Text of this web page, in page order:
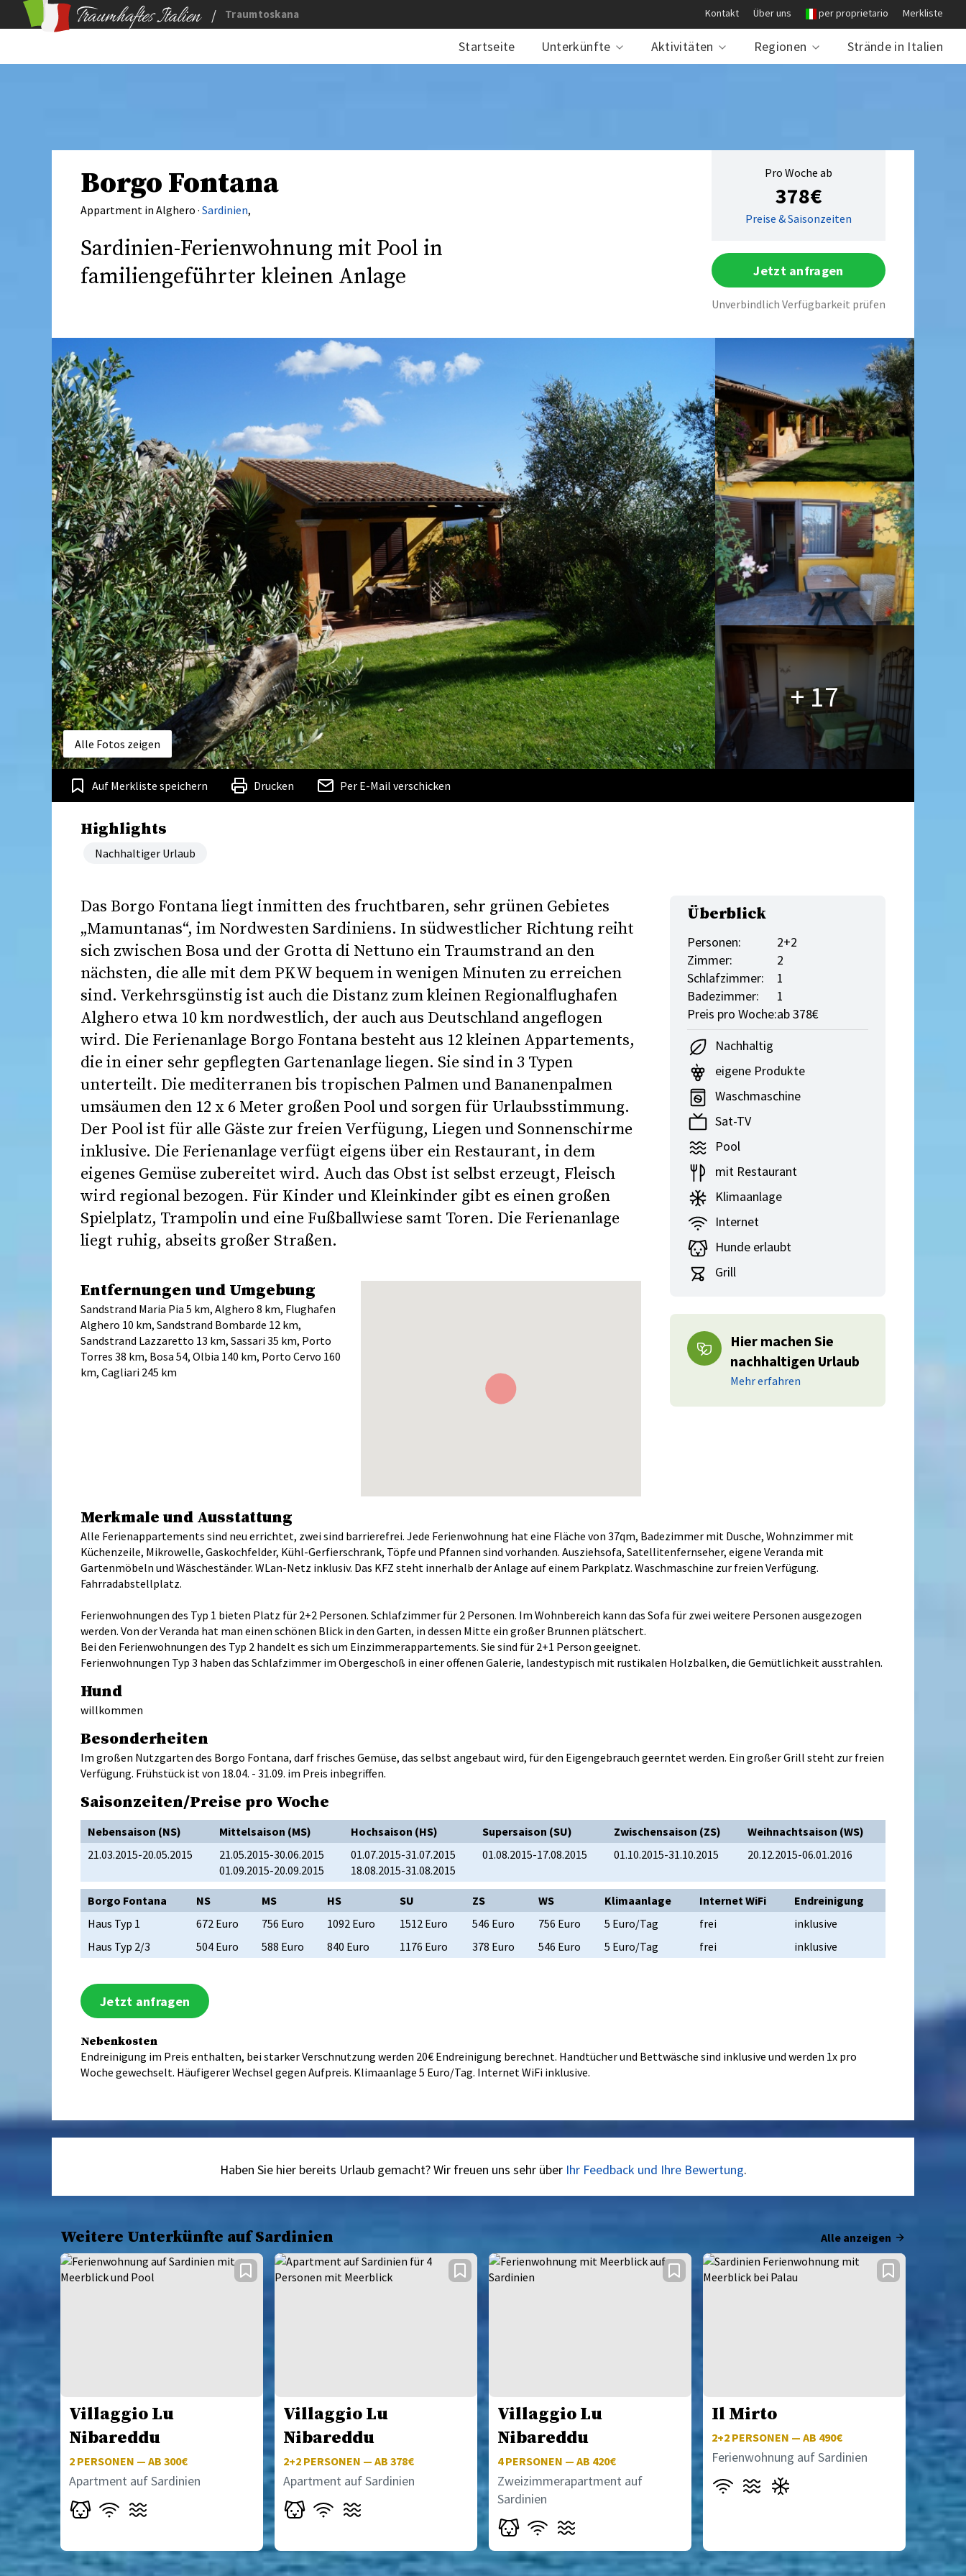
/ Traumtoskana Kontakt Über uns per proprietario Merkliste
Startseite Unterkünfte Aktivitäten Regionen Strände in Italien
Borgo Fontana
Appartment in Alghero · Sardinien,
Sardinien-Ferienwohnung mit Pool in
familiengeführter kleinen Anlage
Pro Woche ab
378€
Preise & Saisonzeiten
Jetzt anfragen
Unverbindlich Verfügbarkeit prüfen
Alle Fotos zeigen
+ 17
Auf Merkliste speichern Drucken Per E-Mail verschicken
Highlights
Nachhaltiger Urlaub
Überblick
Personen:
2+2
Zimmer:
2
Schlafzimmer:
1
Badezimmer:
1
Preis pro Woche:ab 378€
Nachhaltig
eigene Produkte
Waschmaschine
Sat-TV
Pool
mit Restaurant
Klimaanlage
Internet
Hunde erlaubt
Grill
Hier machen Sie
nachhaltigen Urlaub
Mehr erfahren
Das Borgo Fontana liegt inmitten des fruchtbaren, sehr grünen Gebietes
„Mamuntanas“, im Nordwesten Sardiniens. In südwestlicher Richtung reiht
sich zwischen Bosa und der Grotta di Nettuno ein Traumstrand an den
nächsten, die alle mit dem PKW bequem in wenigen Minuten zu erreichen
sind. Verkehrsgünstig ist auch die Distanz zum kleinen Regionalflughafen
Alghero etwa 10 km nordwestlich, der auch aus Deutschland angeflogen
wird. Die Ferienanlage Borgo Fontana besteht aus 12 kleinen Appartements,
die in einer sehr gepflegten Gartenanlage liegen. Sie sind in 3 Typen
unterteilt. Die mediterranen bis tropischen Palmen und Bananenpalmen
umsäumen den 12 x 6 Meter großen Pool und sorgen für Urlaubsstimmung.
Der Pool ist für alle Gäste zur freien Verfügung, Liegen und Sonnenschirme
inklusive. Die Ferienanlage verfügt eigens über ein Restaurant, in dem
eigenes Gemüse zubereitet wird. Auch das Obst ist selbst erzeugt, Fleisch
wird regional bezogen. Für Kinder und Kleinkinder gibt es einen großen
Spielplatz, Trampolin und eine Fußballwiese samt Toren. Die Ferienanlage
liegt ruhig, abseits großer Straßen.
Entfernungen und Umgebung
Sandstrand Maria Pia 5 km, Alghero 8 km, Flughafen
Alghero 10 km, Sandstrand Bombarde 12 km,
Sandstrand Lazzaretto 13 km, Sassari 35 km, Porto
Torres 38 km, Bosa 54, Olbia 140 km, Porto Cervo 160
km, Cagliari 245 km
Merkmale und Ausstattung
Alle Ferienappartements sind neu errichtet, zwei sind barrierefrei. Jede Ferienwohnung hat eine Fläche von 37qm, Badezimmer mit Dusche, Wohnzimmer mit
Küchenzeile, Mikrowelle, Gaskochfelder, Kühl-Gerfierschrank, Töpfe und Pfannen sind vorhanden. Ausziehsofa, Satellitenfernseher, eigene Veranda mit
Gartenmöbeln und Wäscheständer. WLan-Netz inklusiv. Das KFZ steht innerhalb der Anlage auf einem Parkplatz. Waschmaschine zur freien Verfügung.
Fahrradabstellplatz.
Ferienwohnungen des Typ 1 bieten Platz für 2+2 Personen. Schlafzimmer für 2 Personen. Im Wohnbereich kann das Sofa für zwei weitere Personen ausgezogen
werden. Von der Veranda hat man einen schönen Blick in den Garten, in dessen Mitte ein großer Brunnen plätschert.
Bei den Ferienwohnungen des Typ 2 handelt es sich um Einzimmerappartements. Sie sind für 2+1 Person geeignet.
Ferienwohnungen Typ 3 haben das Schlafzimmer im Obergeschoß in einer offenen Galerie, landestypisch mit rustikalen Holzbalken, die Gemütlichkeit ausstrahlen.
Hund
willkommen
Besonderheiten
Im großen Nutzgarten des Borgo Fontana, darf frisches Gemüse, das selbst angebaut wird, für den Eigengebrauch geerntet werden. Ein großer Grill steht zur freien
Verfügung. Frühstück ist von 18.04. - 31.09. im Preis inbegriffen.
Saisonzeiten/Preise pro Woche
Nebensaison (NS) Mittelsaison (MS) Hochsaison (HS) Supersaison (SU) Zwischensaison (ZS)
Weihnachtsaison (WS)
21.03.2015-20.05.2015
21.05.2015-30.06.2015
01.09.2015-20.09.2015
01.07.2015-31.07.2015
18.08.2015-31.08.2015
01.08.2015-17.08.2015 01.10.2015-31.10.2015 20.12.2015-06.01.2016
Borgo Fontana NS MS HS SU ZS WS Klimaanlage Internet WiFi
Endreinigung
Haus Typ 1
672 Euro 756 Euro 1092 Euro 1512 Euro 546 Euro 756 Euro 5 Euro/Tag frei
inklusive
Haus Typ 2/3
504 Euro 588 Euro 840 Euro 1176 Euro 378 Euro 546 Euro 5 Euro/Tag frei inklusive
Jetzt anfragen
Nebenkosten
Endreinigung im Preis enthalten, bei starker Verschnutzung werden 20€ Endreinigung berechnet. Handtücher und Bettwäsche sind inklusive und werden 1x pro
Woche gewechselt. Häufigerer Wechsel gegen Aufpreis. Klimaanlage 5 Euro/Tag. Internet WiFi inklusive.
Haben Sie hier bereits Urlaub gemacht? Wir freuen uns sehr über Ihr Feedback und Ihre Bewertung.
Weitere Unterkünfte auf Sardinien Alle anzeigen
Villaggio Lu
Nibareddu
2 PERSONEN — AB 300€
Apartment auf Sardinien
Villaggio Lu
Nibareddu
2+2PERSONEN — AB 378€
Apartment auf Sardinien
Villaggio Lu
Nibareddu
4PERSONEN — AB 420€
Zweizimmerapartment auf
Sardinien
Il Mirto
2+2PERSONEN — AB 490€
Ferienwohnung auf Sardinien